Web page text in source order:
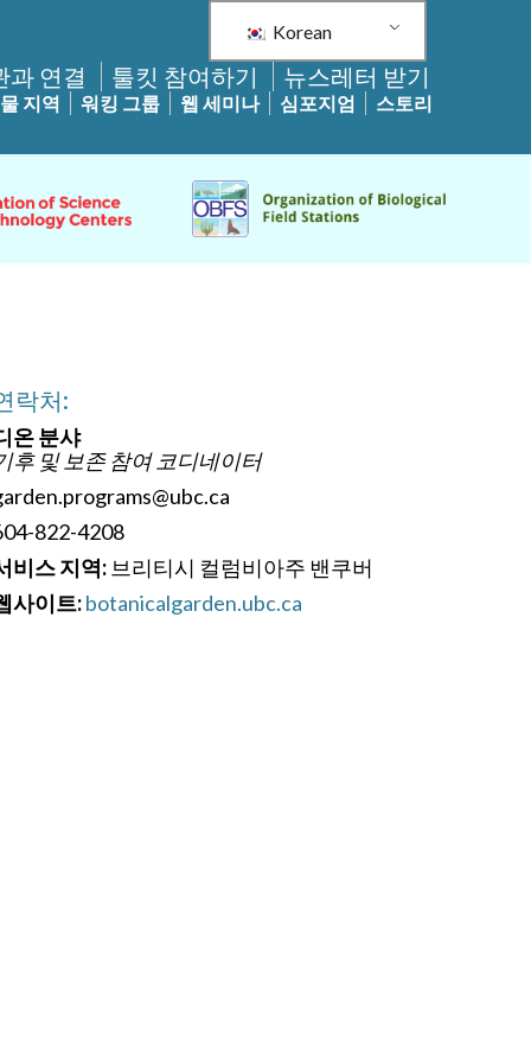
Korean
과 연결 툴킷 참여하기 뉴스레터 받기
지역 워킹 그룹 웹 세미나 심포지엄 스토리
락처:
온 분샤
후 및 보존 참여 코디네이터
822-4208
비스 지역: 브리티시 컬럼비아주 밴쿠버
사이트:botanicalgarden.ubc.ca